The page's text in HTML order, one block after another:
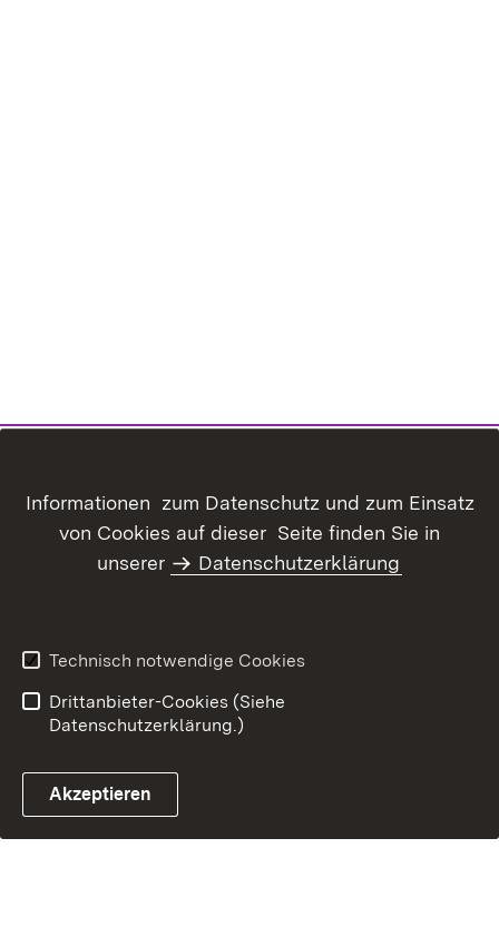
Barrierefreiheit
Benutzungshinweise
Impressum
Informationen zum Datenschutz und zum Einsatz
von Cookies auf dieser Seite finden Sie in
unserer
Datenschutzerklärung
Technisch notwendige Cookies
Drittanbieter-Cookies (Siehe
Datenschutzerklärung.)
Akzeptieren